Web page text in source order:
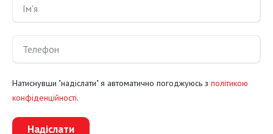
Натиснувши "надіслати" я автоматично погоджуюсь з політикою
конфіденційності.
Надіслати